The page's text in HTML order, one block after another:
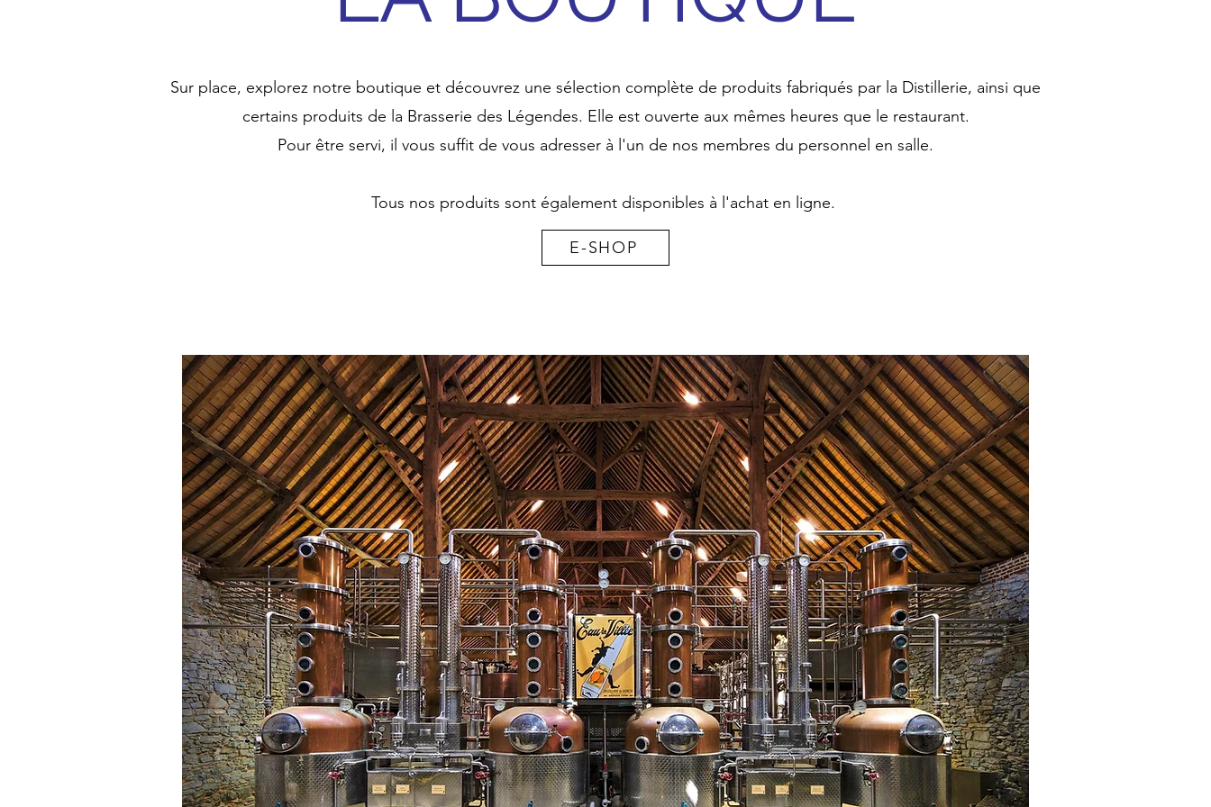
Sur place, explorez notre boutique et découvrez une sélection complète de produits fabriqués par la Distillerie, ainsi que
certains produits de la Brasserie des Légendes. Elle est ouverte aux mêmes heures que le restaurant.
Pour être servi, il vous suffit de vous adresser à l'un de nos membres du personnel en salle.
Tous nos produits sont également disponibles à l'achat en ligne.
E-SHOP